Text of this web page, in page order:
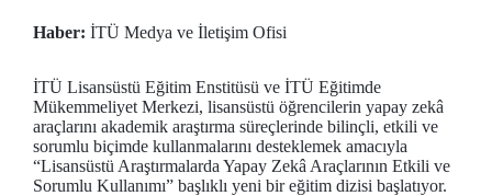
Haber: İTÜ Medya ve İletişim Ofisi
İTÜ Lisansüstü Eğitim Enstitüsü ve İTÜ Eğitimde
Mükemmeliyet Merkezi, lisansüstü öğrencilerin yapay zekâ
araçlarını akademik araştırma süreçlerinde bilinçli, etkili ve
sorumlu biçimde kullanmalarını desteklemek amacıyla
“Lisansüstü Araştırmalarda Yapay Zekâ Araçlarının Etkili ve
Sorumlu Kullanımı” başlıklı yeni bir eğitim dizisi başlatıyor.